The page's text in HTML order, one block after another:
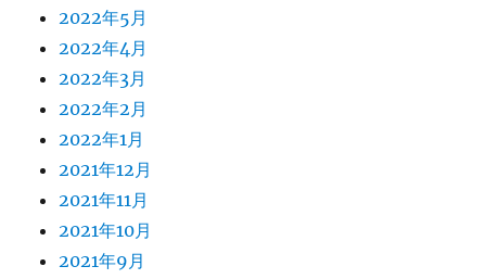
2022年5月
2022年4月
2022年3月
2022年2月
2022年1月
2021年12月
2021年11月
2021年10月
2021年9月